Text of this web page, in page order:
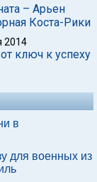
– Арьен
Коста-Рики
2014
ключ к успеху
в
для военных из